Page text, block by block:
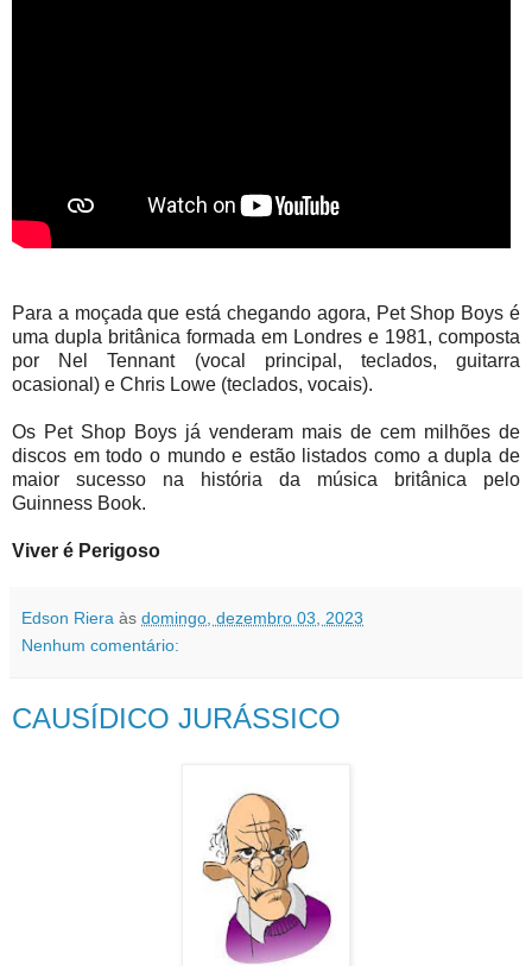
Para a moçada que está chegando agora, Pet Shop Boys é
uma dupla britânica formada em Londres e 1981, composta
por Nel Tennant (vocal principal, teclados, guitarra
ocasional) e Chris Lowe (teclados, vocais).
Os Pet Shop Boys já venderam mais de cem milhões de
discos em todo o mundo e estão listados como a dupla de
maior sucesso na história da música britânica pelo
Guinness Book.
Viver é Perigoso
Edson Riera às domingo, dezembro 03, 2023
Nenhum comentário:
CAUSÍDICO JURÁSSICO